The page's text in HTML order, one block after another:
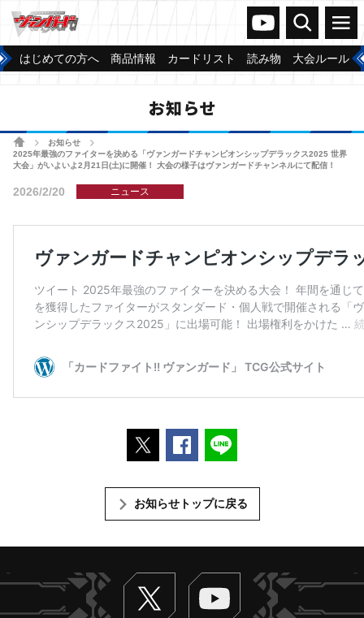
ヴァンガードch
検索 メニュー
はじめての方へ 商品情報 カードリスト 読み物 大会ルール
お知らせ
ホームお知らせ
2025年最強のファイターを決める「ヴァンガードチャンピオンシップデラックス2025 世界
大会」がいよいよ2月21日(土)に開催！ 大会の様子はヴァンガードチャンネルにて配信！
2026/2/20 ニュース
ポストするFacebookでシェアする
お知らせトップに戻る
Twitter ヴァンガードch